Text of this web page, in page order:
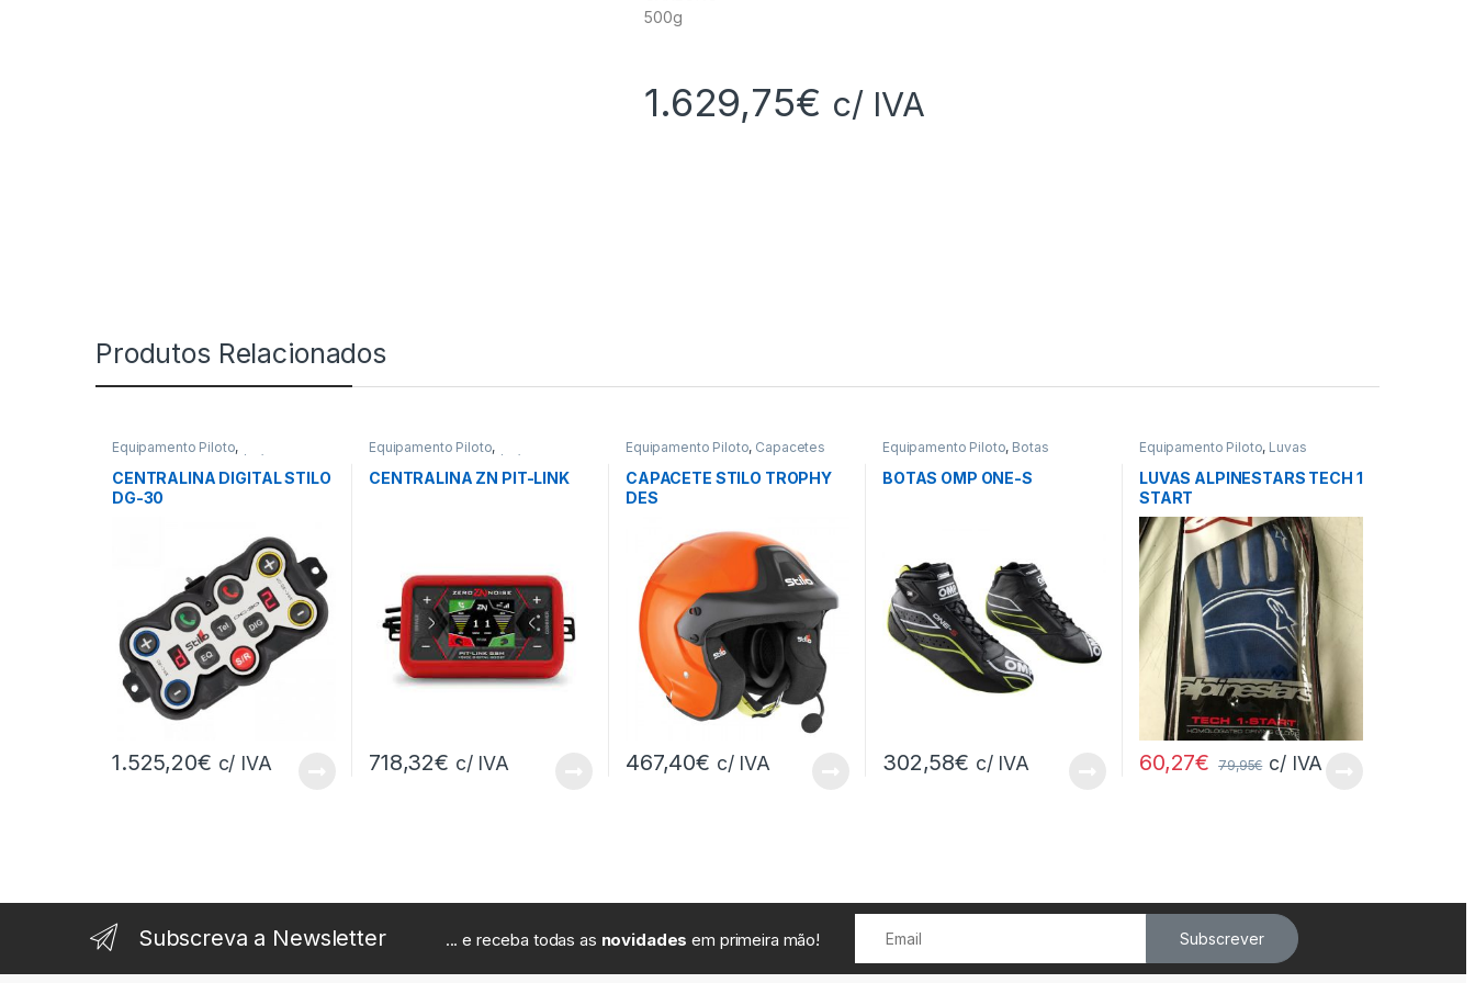
500g
1.629,75€ c/ IVA
Produtos Relacionados
Equipamento Piloto,
Intercomunicadores / Rádios
CENTRALINA DIGITAL STILO
DG-30
1.525,20€ c/ IVA
Equipamento Piloto,
Intercomunicadores / Rádios
CENTRALINA ZN PIT-LINK
718,32€ c/ IVA
Equipamento Piloto, Capacetes
CAPACETE STILO TROPHY
DES
467,40€ c/ IVA
Equipamento Piloto, Botas
BOTAS OMP ONE-S
302,58€ c/ IVA
Equipamento Piloto, Luvas
LUVAS ALPINESTARS TECH 1
START
60,27€ 79,95€ c/ IVA
Subscreva a Newsletter ... e receba todas as novidades em primeira mão! Subscrever